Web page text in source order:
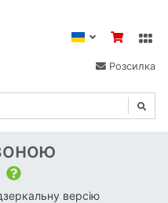
Розсилка
версію